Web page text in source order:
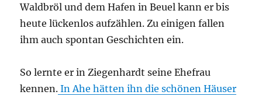
Waldbröl und dem Hafen in Beuel kann er bis
heute lückenlos aufzählen. Zu einigen fallen
ihm auch spontan Geschichten ein.
So lernte er in Ziegenhardt seine Ehefrau
kennen. In Ahe hätten ihn die schönen Häuser